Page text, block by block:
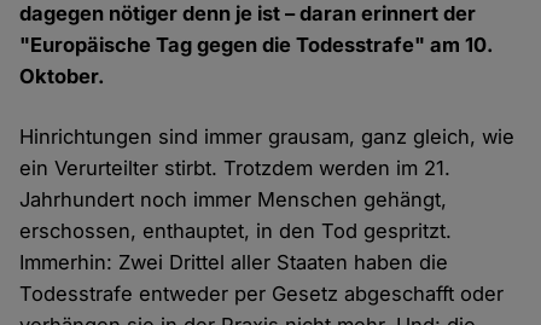
dagegen nötiger denn je ist – daran erinnert der
"Europäische Tag gegen die Todesstrafe" am 10.
Oktober.
Hinrichtungen sind immer grausam, ganz gleich, wie
ein Verurteilter stirbt. Trotzdem werden im 21.
Jahrhundert noch immer Menschen gehängt,
erschossen, enthauptet, in den Tod gespritzt.
Immerhin: Zwei Drittel aller Staaten haben die
Todesstrafe entweder per Gesetz abgeschafft oder